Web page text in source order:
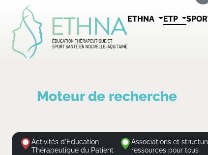
ETHNA ETP
Moteur de recherche
Activités d'Education
Thérapeutique du Patient
Associations et
ressources pour tous